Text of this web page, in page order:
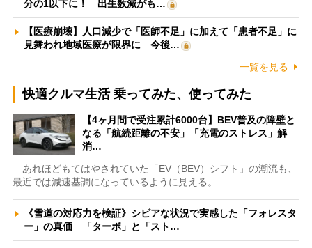
分の1以下に！ 出生数減がも…
【医療崩壊】人口減少で「医師不足」に加えて「患者不足」に
見舞われ地域医療が限界に 今後…
一覧を見る
快適クルマ生活 乗ってみた、使ってみた
【4ヶ月間で受注累計6000台】BEV普及の障壁と
なる「航続距離の不安」「充電のストレス」解
消…
あれほどもてはやされていた「EV（BEV）シフト」の潮流も、
最近では減速基調になっているように見える。…
《雪道の対応力を検証》シビアな状況で実感した「フォレスタ
ー」の真価 「ターボ」と「スト…